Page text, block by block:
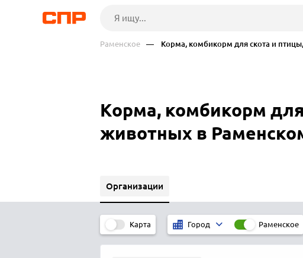
Раменское — Корма, комбикорм для скота и
Корма, комбикорм
животных в
Организации
Карта Город Раменское